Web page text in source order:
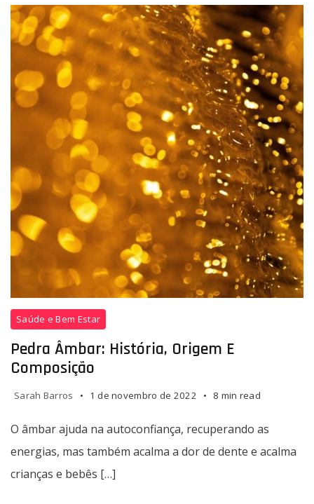
Pedra
Âmbar:
história,
origem
e
composição
Saúde e Bem Estar
Pedra Âmbar: História, Origem E
Composição
Sarah Barros 1 de novembro de 2022 8 min read
O âmbar ajuda na autoconfiança, recuperando as
energias, mas também acalma a dor de dente e acalma
crianças e bebês […]